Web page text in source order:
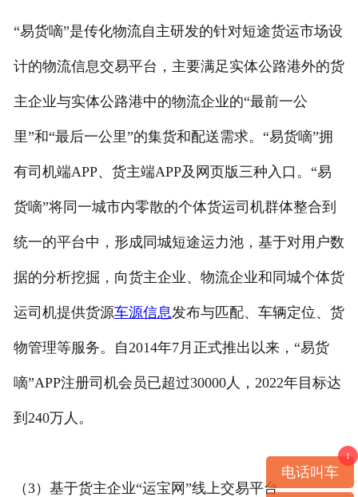
“易货嘀”是传化物流自主研发的针对短途货运市场设
计的物流信息交易平台，主要满足实体公路港外的货
主企业与实体公路港中的物流企业的“最前一公
里”和“最后一公里”的集货和配送需求。“易货嘀”拥
有司机端APP、货主端APP及网页版三种入口。“易
货嘀”将同一城市内零散的个体货运司机群体整合到
统一的平台中，形成同城短途运力池，基于对用户数
据的分析挖掘，向货主企业、物流企业和同城个体货
运司机提供货源车源信息发布与匹配、车辆定位、货
物管理等服务。自2014年7月正式推出以来，“易货
嘀”APP注册司机会员已超过30000人，2022年目标达
到240万人。
（3）基于货主企业“运宝网”线上交易平台
电话叫车
1